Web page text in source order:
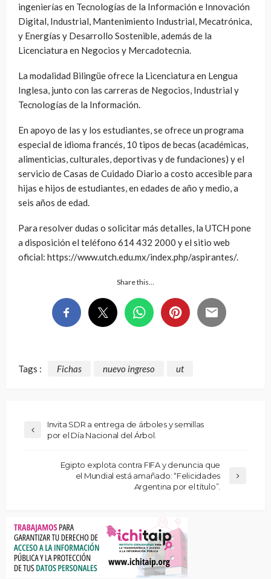
ingenierías en Tecnologías de la Información e Innovación
Digital, Industrial, Mantenimiento Industrial, Mecatrónica,
y Energías y Desarrollo Sostenible, además de la
Licenciatura en Negocios y Mercadotecnia.
La modalidad Bilingüe ofrece la Licenciatura en Lengua
Inglesa, junto con las carreras de Negocios, Industrial y
Tecnologías de la Información.
En apoyo de las y los estudiantes, se ofrece un programa
especial de idioma francés, 10 tipos de becas (académicas,
alimenticias, culturales, deportivas y de fundaciones) y el
servicio de Casas de Cuidado Diario a costo accesible para
hijas e hijos de estudiantes, en edades de año y medio, a
seis años de edad.
Para resolver dudas o solicitar más detalles, la UTCH pone
a disposición el teléfono 614 432 2000 y el sitio web
oficial: https://www.utch.edu.mx/index.php/aspirantes/.
Share this…
Tags : Fichas nuevo ingreso ut
Invita SDR a entrega de árboles y semillas
por el Día Nacional del Árbol.
Egipto explota contra FIFA y denuncia que
el Mundial está amañado: “Felicidades
Argentina por el título”.